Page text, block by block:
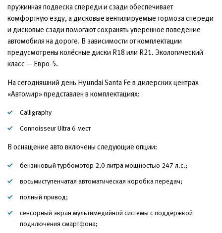
пружинная подвеска спереди и сзади обеспечивает
комфортную езду, а дисковые вентилируемые тормоза спереди
и дисковые сзади помогают сохранять уверенное поведение
автомобиля на дороге. В зависимости от комплектации
предусмотрены колёсные диски R18 или R21. Экологический
класс — Евро-5.
На сегодняшний день Hyundai Santa Fe в дилерских центрах
«Автомир» представлен в комплектациях:
Calligraphy
Connoisseur Ultra 6 мест
В оснащение авто включены следующие опции:
бензиновый турбомотор 2,0 литра мощностью 247 л.с.;
восьмиступенчатая автоматическая коробка передач;
полный привод;
сенсорный экран мультимедийной системы с поддержкой
подключения смартфона;